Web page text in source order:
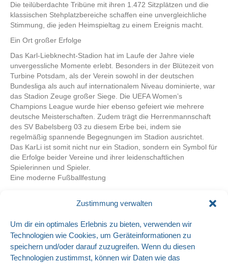
Zustimmung verwalten
Um dir ein optimales Erlebnis zu bieten, verwenden wir
Technologien wie Cookies, um Geräteinformationen zu
speichern und/oder darauf zuzugreifen. Wenn du diesen
Technologien zustimmst, können wir Daten wie das
Die teilüberdachte Tribüne mit ihren 1.472 Sitzplätzen und die
klassischen Stehplatzbereiche schaffen eine unvergleichliche
Stimmung, die jeden Heimspieltag zu einem Ereignis macht.
Ein Ort großer Erfolge
Das Karl-Liebknecht-Stadion hat im Laufe der Jahre viele
unvergessliche Momente erlebt. Besonders in der Blütezeit von
Turbine Potsdam, als der Verein sowohl in der deutschen
Bundesliga als auch auf internationalem Niveau dominierte, war
das Stadion Zeuge großer Siege. Die UEFA Women’s
Champions League wurde hier ebenso gefeiert wie mehrere
deutsche Meisterschaften. Zudem trägt die Herrenmannschaft
des SV Babelsberg 03 zu diesem Erbe bei, indem sie
regelmäßig spannende Begegnungen im Stadion ausrichtet.
Das KarLi ist somit nicht nur ein Stadion, sondern ein Symbol für
die Erfolge beider Vereine und ihrer leidenschaftlichen
Spielerinnen und Spieler.
Eine moderne Fußballfestung
Vergangenheit. In den letzten Jahren wurde das KarLi
modernen Fußballs gerecht zu werden.
2001 erhielt die Tribüne moderne Schalensitze, die
Flutlichtanlage wurde im Jahr 2002 eingeführt, und
umfangreiche Renovierungsmaßnahmen sorgten dafür, dass